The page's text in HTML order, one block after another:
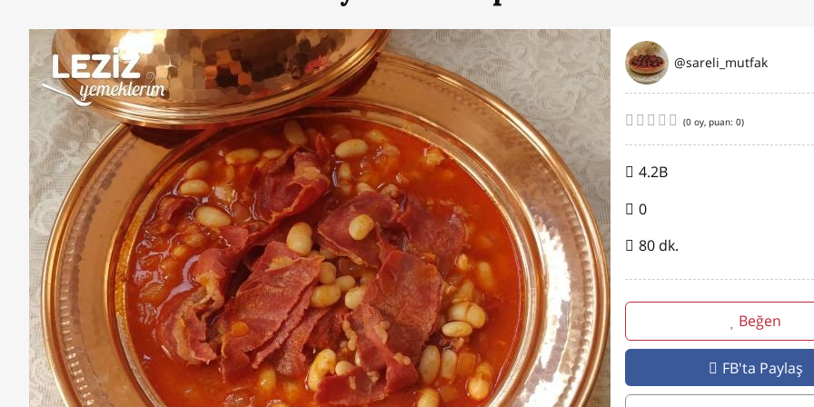
@sareli_mutfak
(0 oy, puan: 0)
4.2B
0
80 dk.
Beğen
FB'ta Paylaş